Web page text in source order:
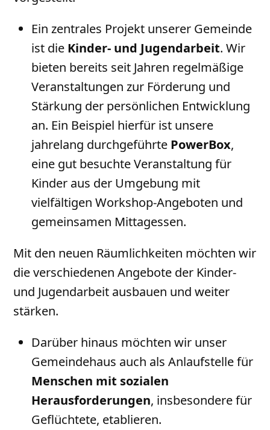
Ein zentrales Projekt unserer Gemeinde
ist die Kinder- und Jugendarbeit. Wir
bieten bereits seit Jahren regelmäßige
Veranstaltungen zur Förderung und
Stärkung der persönlichen Entwicklung
an. Ein Beispiel hierfür ist unsere
jahrelang durchgeführte PowerBox,
eine gut besuchte Veranstaltung für
Kinder aus der Umgebung mit
vielfältigen Workshop-Angeboten und
gemeinsamen Mittagessen.
Mit den neuen Räumlichkeiten möchten wir
die verschiedenen Angebote der Kinder-
und Jugendarbeit ausbauen und weiter
stärken.
Darüber hinaus möchten wir unser
Gemeindehaus auch als Anlaufstelle für
Menschen mit sozialen
Herausforderungen, insbesondere für
Geflüchtete, etablieren.